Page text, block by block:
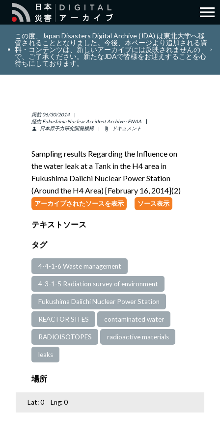
search 検索
layers コレクション
info_outline リソース
ENGLISH 日本語
menu
この度、Japan Disasters Digital Archive (JDA) は東北大学へ移
管されることとなりました。今後、本ページより追加される資
料・コンテンツは、新しいアーカイブには反映されませんの
で、ご了承ください。新たなJDAで皆様をお迎えすることを心
待ちにしております。
掲載 06/30/2014
経由 Fukushima Nuclear Accident Archive - FNAA
person
日本原子力研究開発機構 attach_file ドキュメント
Sampling results Regarding the Influence on
the water leak at a Tank in the H4 area in
Fukushima Daiichi Nuclear Power Station
(Around the H4 Area) [February 16, 2014](2)
アーカイブされたソースを表示 ソース表示
テキストソース
タグ
4-4-1-6 Waste management
4-3-1-5 Radiation survey of environment
Fukushima Daiichi Nuclear Power Station
REACTOR SITES contaminated water
RADIOISOTOPES radioactive materials
leaks
場所
Lat:0 Lng:0